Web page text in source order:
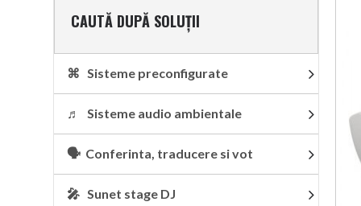
CAUTĂ DUPĂ SOLUȚII
⌘ Sisteme preconfigurate
♬ Sisteme audio ambientale
🗣 Conferinta, traducere si vot
🎤 Sunet stage DJ